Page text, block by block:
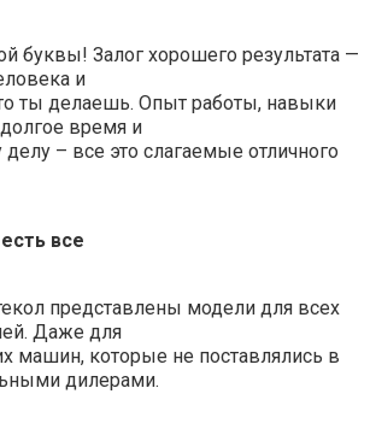
буквы! Залог хорошего результата —
и
ты делаешь. Опыт работы, навыки
время и
– все это слагаемые отличного
все
представлены модели для всех
Даже для
машин, которые не поставлялись в
дилерами.